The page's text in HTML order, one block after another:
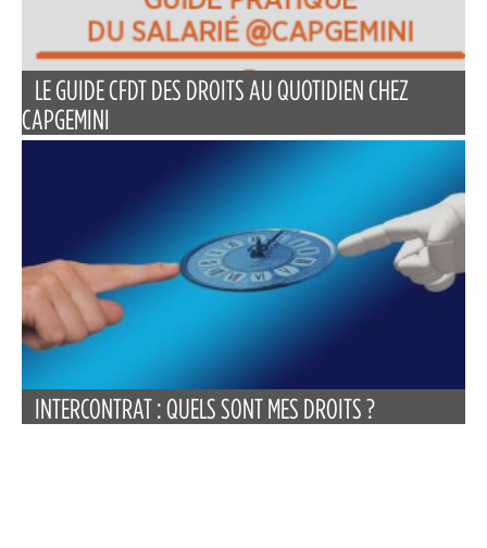
LE GUIDE CFDT DES DROITS AU QUOTIDIEN CHEZ
CAPGEMINI
INTERCONTRAT : QUELS SONT MES DROITS ?